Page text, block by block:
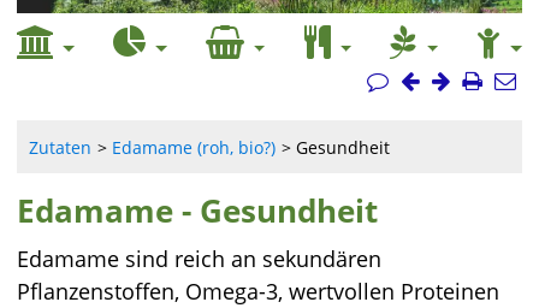
Zutaten Edamame (roh, bio?) Gesundheit
Edamame - Gesundheit
Edamame sind reich an sekundären
Pflanzenstoffen, Omega-3, wertvollen Proteinen